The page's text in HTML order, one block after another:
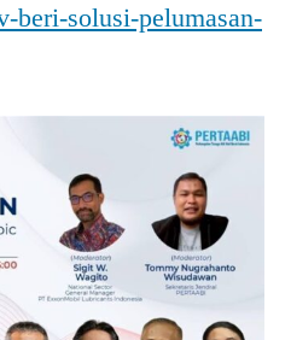
beri-solusi-pelumasan-